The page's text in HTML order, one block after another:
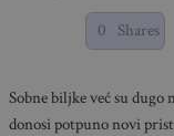
0 Shares
Sobne biljke već su
donosi potpuno novi